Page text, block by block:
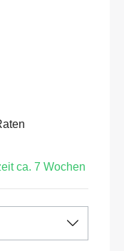
ca. 7 Wochen